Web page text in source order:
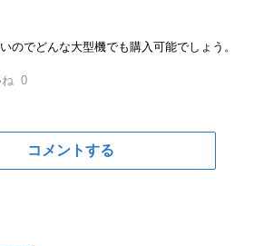
のでどんな大型機でも購入可能でしょう。
0
コメントする